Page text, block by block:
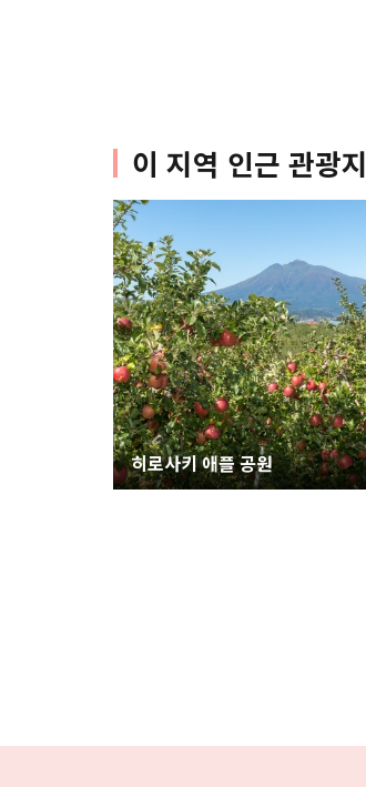
이 지역 인근 관광지
히로사키 애플 공원